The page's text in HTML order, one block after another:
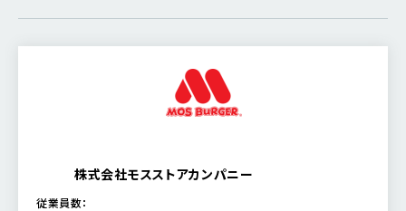
株式会社モスストアカンパニー
従業員数：